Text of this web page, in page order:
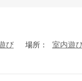
び 場所： 室内遊